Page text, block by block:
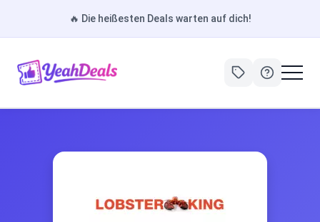
🔥 Die heißesten Deals warten auf dich!